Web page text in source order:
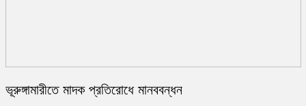
ভূরুঙ্গামারীতে মাদক প্রতিরোধে মানববন্ধন